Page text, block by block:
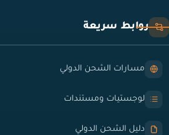
روابط سريعة
مسارات الشحن الدولي
لوجستيات ومستندات
دليل الشحن الدولي